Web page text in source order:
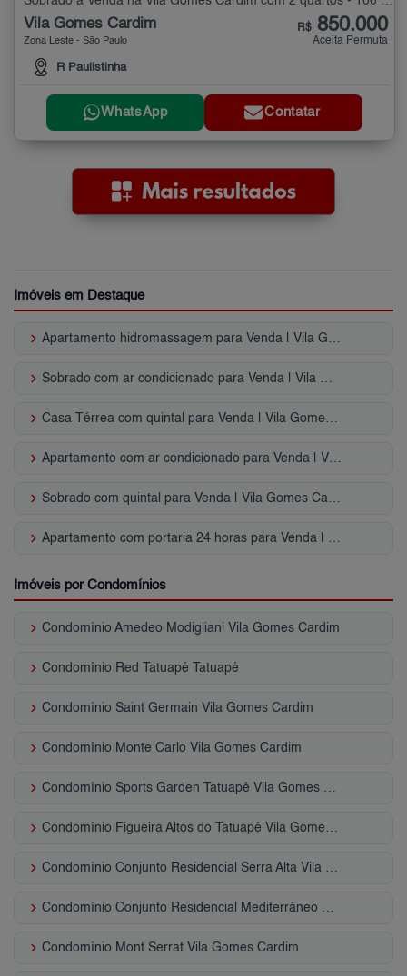
Vila Gomes Cardim
Zona Leste - São Paulo
R Paulistinha
R$ 850.000
Aceita Permuta
WhatsApp Contatar
Imóveis em Destaque
keyboard_arrow_right
keyboard_arrow_right
keyboard_arrow_right
keyboard_arrow_right
keyboard_arrow_right
keyboard_arrow_right
Imóveis por Condomínios
keyboard_arrow_right Condomínio Amedeo Modigliani Vila Gomes Cardim
keyboard_arrow_right Condomínio Red Tatuapé Tatuapé
keyboard_arrow_right Condomínio Saint Germain Vila Gomes Cardim
keyboard_arrow_right Condomínio Monte Carlo Vila Gomes Cardim
keyboard_arrow_right
keyboard_arrow_right
keyboard_arrow_right
keyboard_arrow_right
keyboard_arrow_right Condomínio Mont Serrat Vila Gomes Cardim